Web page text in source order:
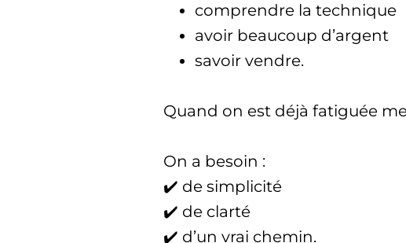
comprendre la technique
avoir beaucoup d’argent
savoir vendre.
Quand on est déjà fatiguée
On a besoin :
✔️ de simplicité
✔️ de clarté
✔️ d’un vrai chemin.